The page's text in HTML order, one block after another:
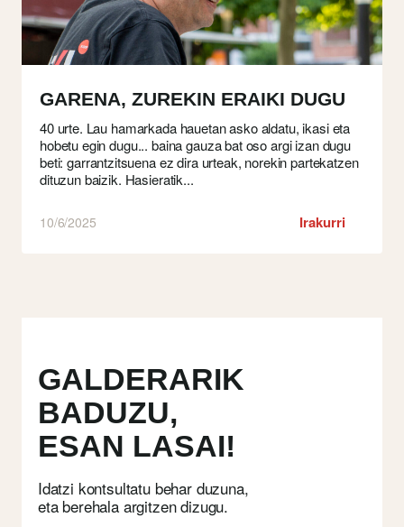
GARENA, ZUREKIN ERAIKI DUGU
40 urte. Lau hamarkada hauetan asko aldatu, ikasi eta
hobetu egin dugu... baina gauza bat oso argi izan dugu
beti: garrantzitsuena ez dira urteak, norekin partekatzen
dituzun baizik. Hasieratik...
10/6/2025 Irakurri
GALDERARIK
BADUZU,
ESAN LASAI!
Idatzi kontsultatu behar duzuna,
eta berehala argitzen dizugu.